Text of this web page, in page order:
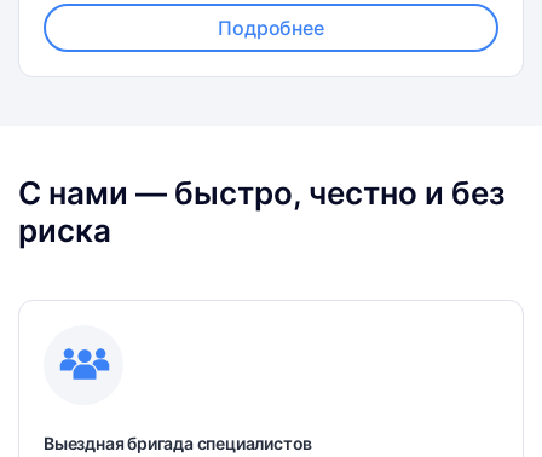
Подробнее
С нами — быстро, честно и без
риска
Выездная бригада специалистов